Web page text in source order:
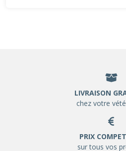
LIVRAISON
chez votre
PRIX
sur tous vos